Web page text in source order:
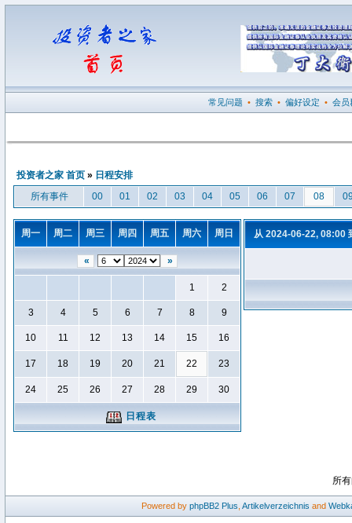
常见问题 • 搜索 • 偏好设定 • 会员
投资者之家 首页 » 日程安排
所有事件
00 01 02 03 04 05 06 07 08
周一 周二 周三 周四 周五 周六 周日
« »
1 2
3 4 5 6 7 8 9
10 11 12 13 14 15 16
17 18 19 20 21 22 23
24 25 26 27 28 29 30
日程表
从 2024-06-22, 08:00
所
Powered by phpBB2 Plus Artikelverzeichnis and